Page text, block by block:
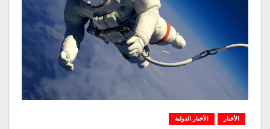
الأخبار الأخبار الدولية